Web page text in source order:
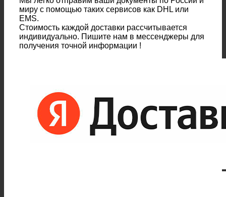
миру с помощью таких сервисов как DHL или
EMS.
Стоимость каждой доставки рассчитывается
индивидуально. Пишите нам в мессенджеры для
получения точной информации !